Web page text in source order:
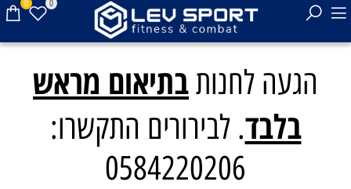
0 0
הגעה לחנותבתיאום מראש
בלבד. לבירורים התקשרו:
0584220206